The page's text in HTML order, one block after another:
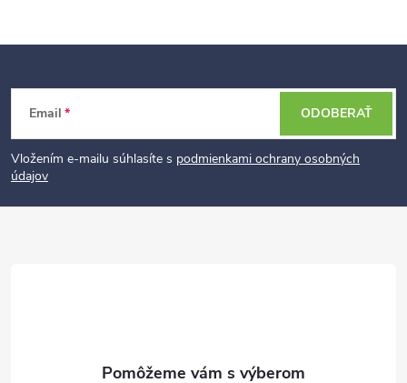
t
Email
Vložením e-mailu súhlasíte s podmienkami ochrany osobných
údajov
ODOBERAŤ